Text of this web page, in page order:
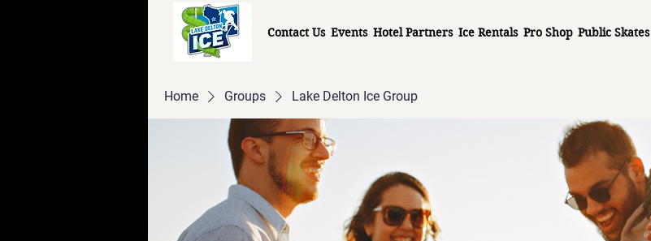
Contact Us Events Hotel Partners Ice Rentals Pro Shop Public Skates
Home Groups Lake Delton Ice Group